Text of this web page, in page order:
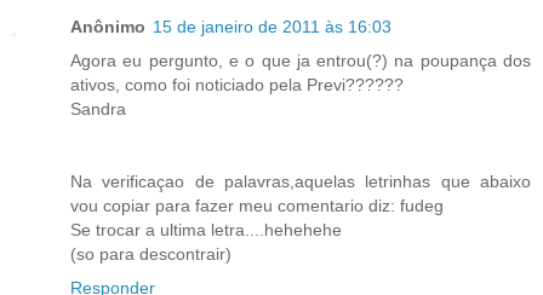
Anônimo 15 de janeiro de 2011 às 16:03
Agora eu pergunto, e o que ja entrou(?) na poupança dos
ativos, como foi noticiado pela Previ??????
Sandra
Na verificaçao de palavras,aquelas letrinhas que abaixo
vou copiar para fazer meu comentario diz: fudeg
Se trocar a ultima letra....hehehehe
(so para descontrair)
Responder